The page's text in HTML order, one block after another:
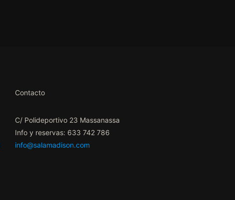
Contacto
C/ Polideportivo 23 Massanassa
Info y reservas: 633 742 786
info@salamadison.com